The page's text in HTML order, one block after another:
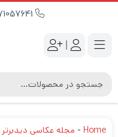
|
Home
- مجله عکاسی دیدبرتر